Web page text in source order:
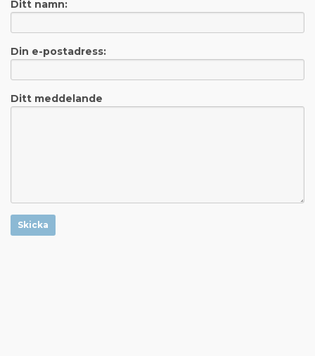
Ditt namn:
Din e-postadress:
Ditt meddelande
Skicka